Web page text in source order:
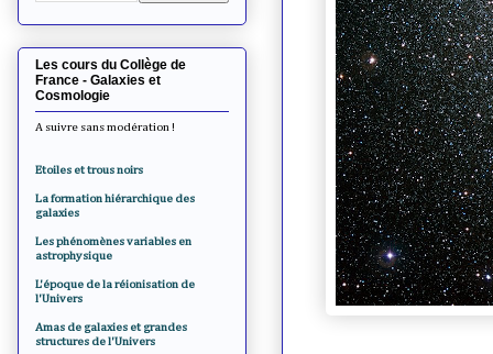
Les cours du Collège de
France - Galaxies et
Cosmologie
A suivre sans modération !
Etoiles et trous noirs
La formation hiérarchique des
galaxies
Les phénomènes variables en
astrophysique
L'époque de la réionisation de
l'Univers
Amas de galaxies et grandes
structures de l'Univers